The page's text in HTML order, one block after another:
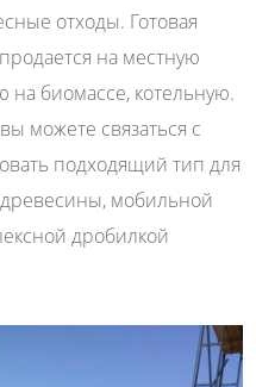
отходы. Готовая
на местную
биомассе, котельную.
можете связаться с
подходящий тип для
мобильной
дробилкой